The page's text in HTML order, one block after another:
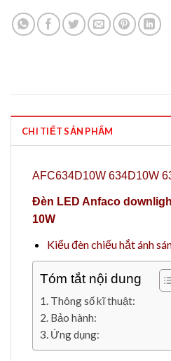
CHI TIẾT SẢN PHẨM
AFC634D10W 634D10W
Đèn LED Anfaco
10W
Kiểu đèn chiếu hắt ánh
Tóm tắt nội dung
Thông số kĩ thuật:
Bảo hành:
Ứng dụng: